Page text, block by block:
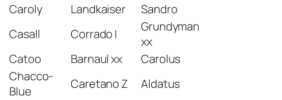
Caroly Landkaiser
Sandro
Casall Corrado I
Grundyman
xx
Catoo Barnaul xx
Carolus
Chacco-
Blue
Caretano Z Aldatus